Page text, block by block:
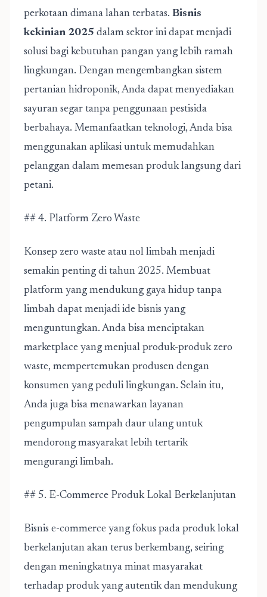
perkotaan dimana lahan terbatas. Bisnis
kekinian 2025 dalam sektor ini dapat menjadi
solusi bagi kebutuhan pangan yang lebih ramah
lingkungan. Dengan mengembangkan sistem
pertanian hidroponik, Anda dapat menyediakan
sayuran segar tanpa penggunaan pestisida
berbahaya. Memanfaatkan teknologi, Anda bisa
menggunakan aplikasi untuk memudahkan
pelanggan dalam memesan produk langsung dari
petani.
## 4. Platform Zero Waste
Konsep zero waste atau nol limbah menjadi
semakin penting di tahun 2025. Membuat
platform yang mendukung gaya hidup tanpa
limbah dapat menjadi ide bisnis yang
menguntungkan. Anda bisa menciptakan
marketplace yang menjual produk-produk zero
waste, mempertemukan produsen dengan
konsumen yang peduli lingkungan. Selain itu,
Anda juga bisa menawarkan layanan
pengumpulan sampah daur ulang untuk
mendorong masyarakat lebih tertarik
mengurangi limbah.
## 5. E-Commerce Produk Lokal Berkelanjutan
Bisnis e-commerce yang fokus pada produk lokal
berkelanjutan akan terus berkembang, seiring
dengan meningkatnya minat masyarakat
terhadap produk yang autentik dan mendukung